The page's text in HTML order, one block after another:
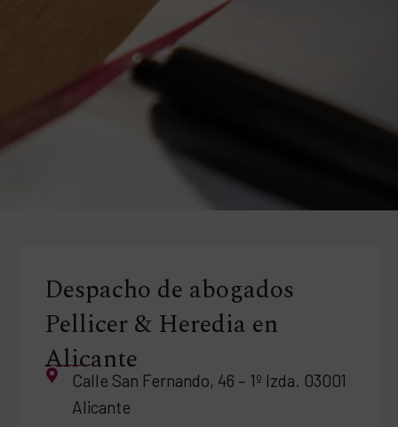
Despacho de abogados
Pellicer & Heredia en
Alicante
Calle San Fernando, 46 – 1º Izda. 03001
Alicante